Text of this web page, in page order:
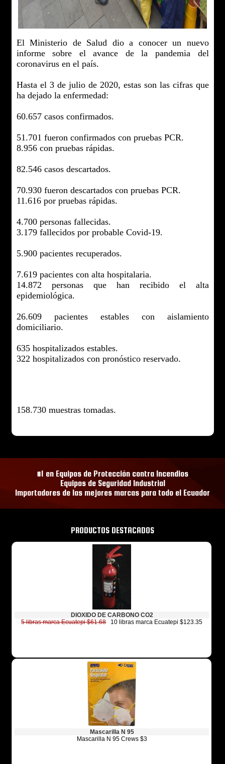
El Ministerio de Salud dio a conocer un nuevo
informe sobre el avance de la pandemia del
coronavirus en el país.
Hasta el 3 de julio de 2020, estas son las cifras que
ha dejado la enfermedad:
60.657 casos confirmados.
51.701 fueron confirmados con pruebas PCR.
8.956 con pruebas rápidas.
82.546 casos descartados.
70.930 fueron descartados con pruebas PCR.
11.616 por pruebas rápidas.
4.700 personas fallecidas.
3.179 fallecidos por probable Covid-19.
5.900 pacientes recuperados.
7.619 pacientes con alta hospitalaria.
14.872 personas que han recibido el alta
epidemiológica.
26.609 pacientes estables con aislamiento
domiciliario.
635 hospitalizados estables.
322 hospitalizados con pronóstico reservado.
158.730 muestras tomadas.
#1 en Equipos de Protección contra Incendios
Equipos de Seguridad Industrial
Importadores de las mejores marcas para todo el Ecuador
PRODUCTOS DESTACADOS
DIOXIDO DE CARBONO CO2
5 libras marca Ecuatepi $61.6810 libras marca Ecuatepi $123.35
Mascarilla N 95
Mascarilla N 95 Crews $3